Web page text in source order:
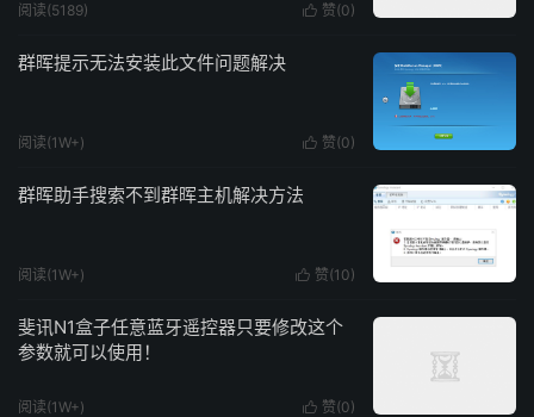
 赞(0)
阅读(5189)
群晖提示无法安装此文件问题解决
 赞(0)
阅读(1W+)
群晖助手搜索不到群晖主机解决方法
 赞(10)
阅读(1W+)
斐讯N1盒子任意蓝牙遥控器只要修改这个
参数就可以使用！
 赞(0)
阅读(1W+)